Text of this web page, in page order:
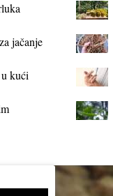
jačanje
kući